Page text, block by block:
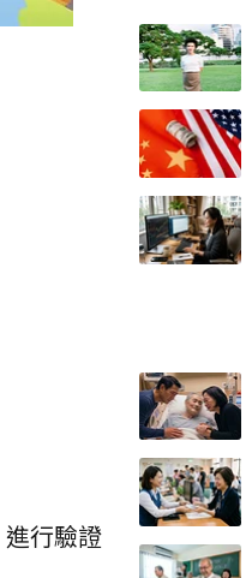
行驗證